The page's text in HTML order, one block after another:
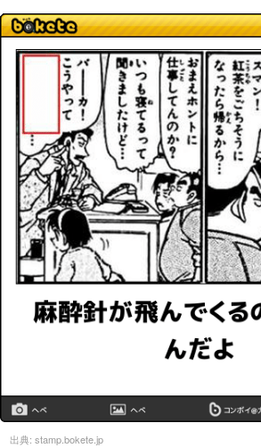
出典: stamp.bokete.jp